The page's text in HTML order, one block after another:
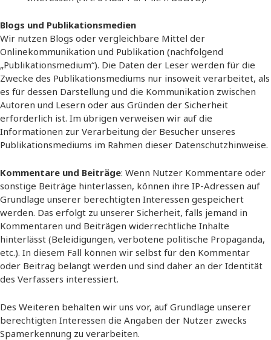
Blogs und Publikationsmedien
Wir nutzen Blogs oder vergleichbare Mittel der
Onlinekommunikation und Publikation (nachfolgend
„Publikationsmedium“). Die Daten der Leser werden für die
Zwecke des Publikationsmediums nur insoweit verarbeitet, als
es für dessen Darstellung und die Kommunikation zwischen
Autoren und Lesern oder aus Gründen der Sicherheit
erforderlich ist. Im übrigen verweisen wir auf die
Informationen zur Verarbeitung der Besucher unseres
Publikationsmediums im Rahmen dieser Datenschutzhinweise.
Kommentare und Beiträge: Wenn Nutzer Kommentare oder
sonstige Beiträge hinterlassen, können ihre IP-Adressen auf
Grundlage unserer berechtigten Interessen gespeichert
werden. Das erfolgt zu unserer Sicherheit, falls jemand in
Kommentaren und Beiträgen widerrechtliche Inhalte
hinterlässt (Beleidigungen, verbotene politische Propaganda,
etc.). In diesem Fall können wir selbst für den Kommentar
oder Beitrag belangt werden und sind daher an der Identität
des Verfassers interessiert.
Des Weiteren behalten wir uns vor, auf Grundlage unserer
berechtigten Interessen die Angaben der Nutzer zwecks
Spamerkennung zu verarbeiten.